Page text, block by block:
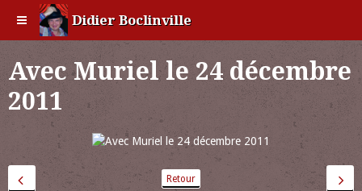
Didier Boclinville
Avec Muriel le 24 décembre
2011
Retour